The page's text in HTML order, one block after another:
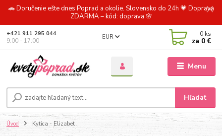
🚗 Doručenie ešte dnes Poprad a okolie. Slovensko do 24h 💗 Doprava
ZDARMA – kód: doprava 🌸
Menu
EUR
Hľadať
+421 911 295 044
9:00 - 17:00
0 ks
za 0 €
Úvod Kytica - Elizabet